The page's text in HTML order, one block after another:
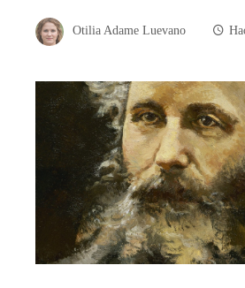
Otilia Adame Luevano